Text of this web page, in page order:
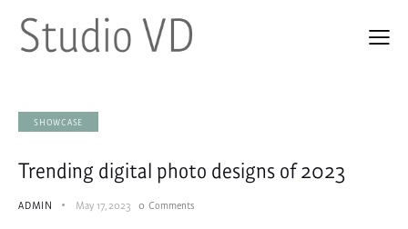
SHOWCASE
Trending digital photo designs of 2023
ADMIN May 17, 2023 0 Comments